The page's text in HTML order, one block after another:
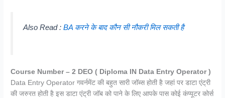
Also Read :BA करने के बाद कौन सी नौकरी मिल सकती है
Course Number – 2 DEO ( Diploma IN Data Entry Operator )
Data Entry Operator गवर्नमेंट की बहुत सारी जॉब्स होती है जहां पर डाटा एंट्री
की जरुरत होती है इस डाटा एंट्री जॉब को पाने के लिए आपके पास कोई कंप्यूटर कोर्स